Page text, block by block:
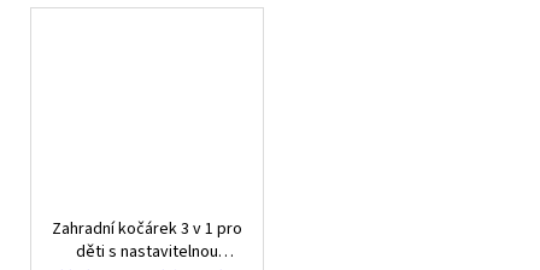
Zahradní kočárek 3 v 1 pro
děti s nastavitelnou